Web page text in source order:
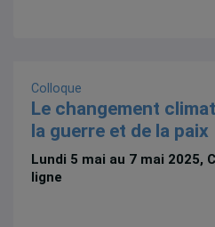
Colloque
Le changement
la guerre et de la paix
Lundi 5 mai au 7 mai 2025,
ligne